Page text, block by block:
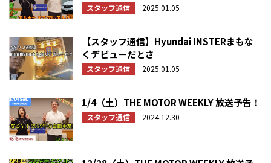
スタッフ通信 2025.01.05
【スタッフ通信】Hyundai INSTERまもな
くデビューだとさ
スタッフ通信 2025.01.05
1/4（土）THE MOTOR WEEKLY 放送予告！
スタッフ通信 2024.12.30